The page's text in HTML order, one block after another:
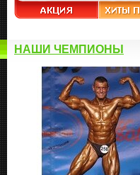
НАШИ ЧЕМПИОНЫ